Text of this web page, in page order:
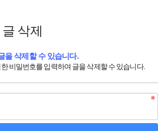
글 삭제
을 삭제할 수 있습니다.
비밀번호를 입력하여 글을 삭제할 수 있습니다.